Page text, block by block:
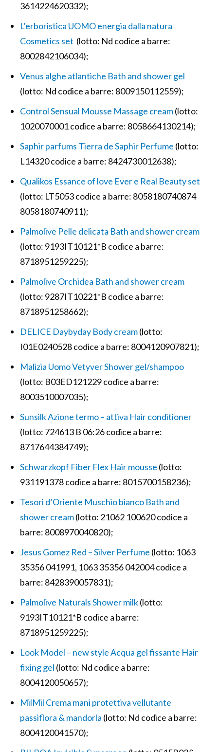
3614224620332);
L’erboristica UOMO energia dalla natura
Cosmetics set (lotto: Nd codice a barre:
8002842106034);
Venus alghe atlantiche Bath and shower gel
(lotto: Nd codice a barre: 8009150112559);
Control Sensual Mousse Massage cream(lotto:
1020070001 codice a barre: 8058664130214);
Saphir parfums Tierra de Saphir Perfume (lotto:
L14320 codice a barre: 8424730012638);
Qualikos Essance of love Ever e Real Beauty set
(lotto: LT5053 codice a barre: 8058180740874
8058180740911);
Palmolive Pelle delicata Bath and shower cream
(lotto: 9193IT10121*B codice a barre:
8718951259225);
Palmolive Orchidea Bath and shower cream
(lotto: 9287IT10221*B codice a barre:
8718951258662);
DELICE Daybyday Body cream(lotto:
I01E0240528 codice a barre: 8004120907821);
Malizia Uomo Vetyver Shower gel/shampoo
(lotto: B03ED121229 codice a barre:
8003510007035);
Sunsilk Azione termo – attiva Hair conditioner
(lotto: 724613 B 06:26 codice a barre:
8717644384749);
Schwarzkopf Fiber Flex Hair mousse (lotto:
931191378 codice a barre: 8015700158236);
Tesori d’Oriente Muschio bianco Bath and
shower cream(lotto: 21062 100620 codice a
barre: 8008970040820);
Jesus Gomez Red – Silver Perfume (lotto: 1063
35356 041991, 1063 35356 042004 codice a
barre: 8428390057831);
Palmolive Naturals Shower milk(lotto:
9193IT10121*B codice a barre:
8718951259225);
Look Model – new style Acqua gel fissante Hair
fixing gel (lotto: Nd codice a barre:
8004120050657);
MilMil Crema mani protettiva vellutante
passiflora & mandorla (lotto: Nd codice a barre:
8004120041570);